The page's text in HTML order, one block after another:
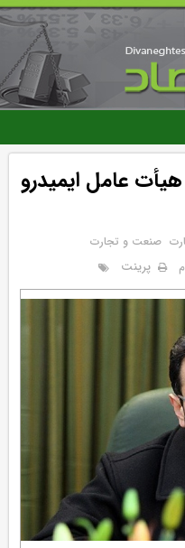
رفتن
محتوای
اصلی
عامل ایمیدرو
صنعت و تجارت
پرینت